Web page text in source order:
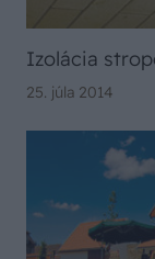
Izolácia
25. júla 2014